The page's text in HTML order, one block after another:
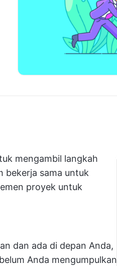
mengambil langkah
bekerja sama untuk
proyek untuk
dan ada di depan Anda,
Anda mengumpulkan